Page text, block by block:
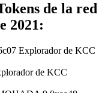
de la red
2021:
Explorador de KCC
de KCC